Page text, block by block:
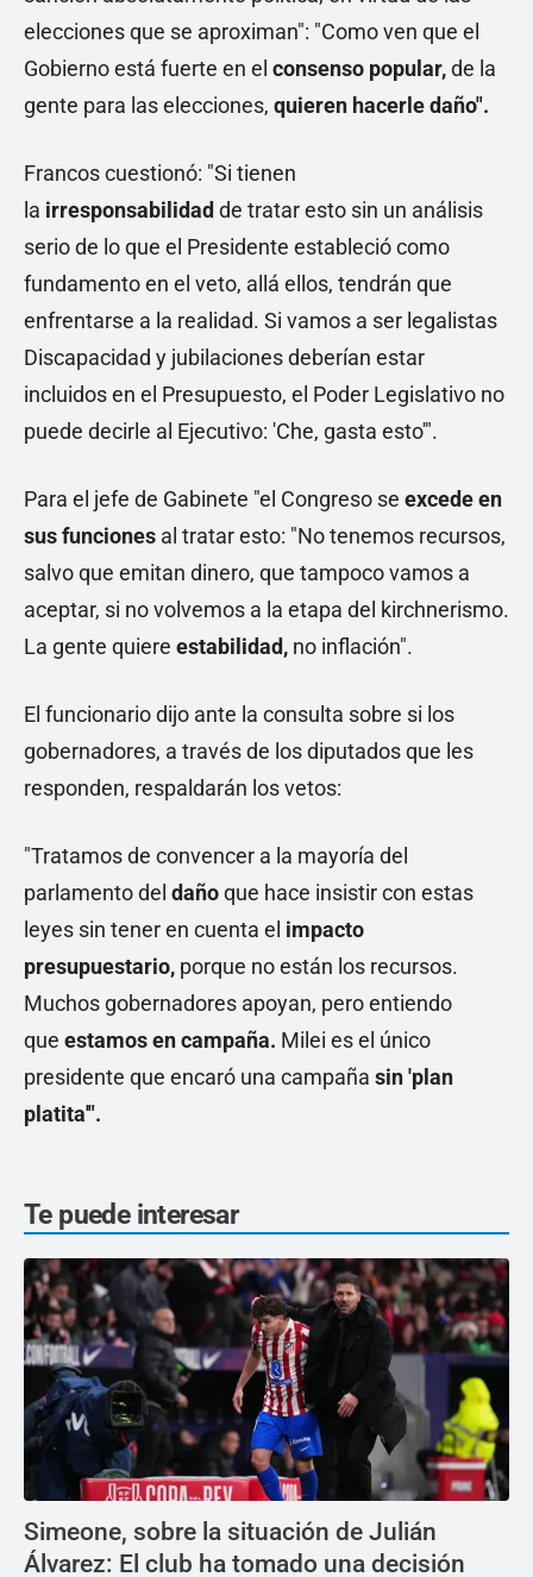
elecciones que se aproximan": "Como ven que el
Gobierno está fuerte en el consenso popular,de la
gente para las elecciones, quieren hacerle daño".
Francos cuestionó: "Si tienen
la irresponsabilidad de tratar esto sin un análisis
serio de lo que el Presidente estableció como
fundamento en el veto, allá ellos, tendrán que
enfrentarse a la realidad. Si vamos a ser legalistas
Discapacidad y jubilaciones deberían estar
incluidos en el Presupuesto, el Poder Legislativo no
puede decirle al Ejecutivo: 'Che, gasta esto'".
Para el jefe de Gabinete "el Congreso se excede en
sus funciones al tratar esto: "No tenemos recursos,
salvo que emitan dinero, que tampoco vamos a
aceptar, si no volvemos a la etapa del kirchnerismo.
La gente quiere estabilidad, no inflación".
El funcionario dijo ante la consulta sobre si los
gobernadores, a través de los diputados que les
responden, respaldarán los vetos:
"Tratamos de convencer a la mayoría del
parlamento del dañoque hace insistir con estas
leyes sin tener en cuenta el impacto
presupuestario, porque no están los recursos.
Muchos gobernadores apoyan, pero entiendo
que estamos en campaña. Milei es el único
presidente que encaró una campaña sin 'plan
platita'".
Te puede interesar
Simeone, sobre la situación de Julián
Álvarez: El club ha tomado una decisión